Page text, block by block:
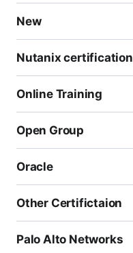
New
Nutanix certification
Online Training
Open Group
Oracle
Other Certifictaion
Palo Alto Networks